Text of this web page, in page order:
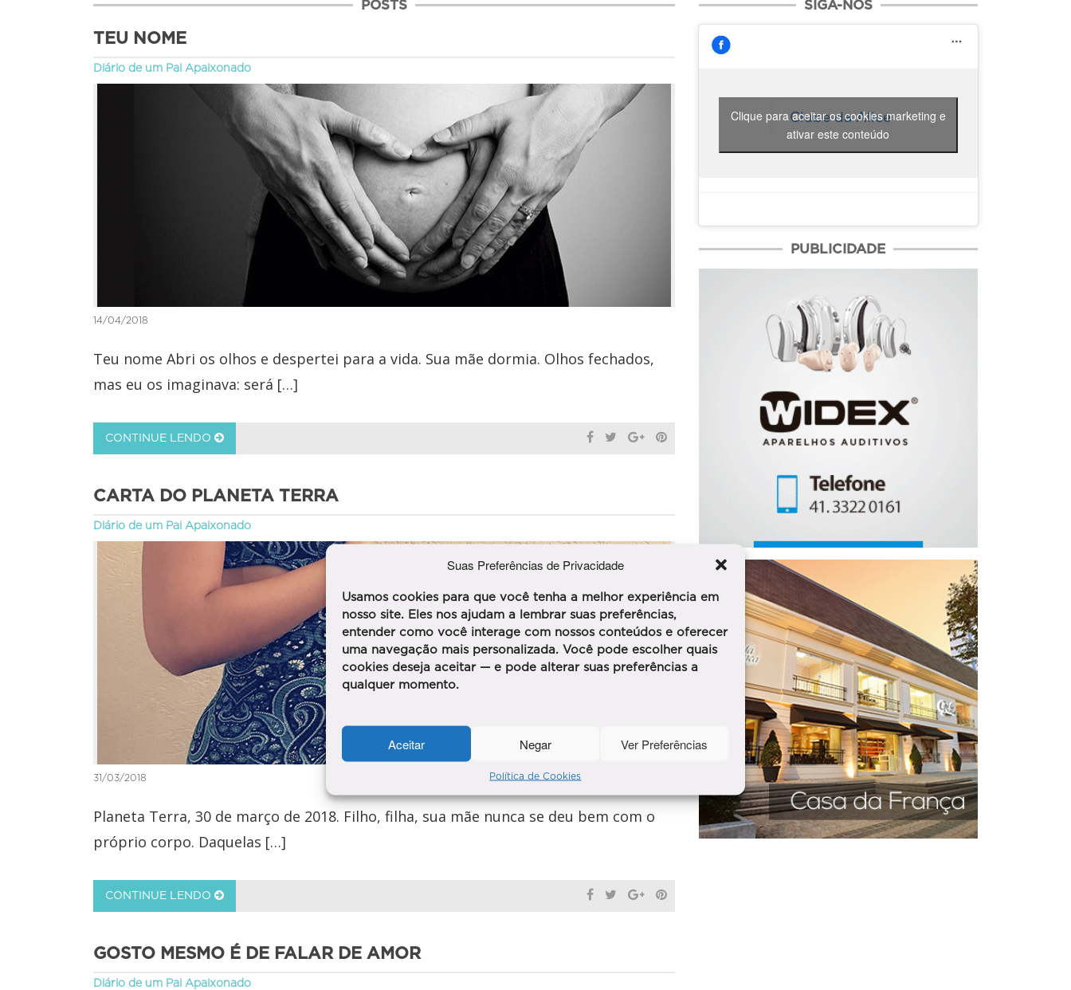
Suas Preferências de Privacidade
Usamos cookies para que você tenha a melhor experiência em
nosso site. Eles nos ajudam a lembrar suas preferências,
entender como você interage com nossos conteúdos e oferecer
uma navegação mais personalizada. Você pode escolher quais
cookies deseja aceitar — e pode alterar suas preferências a
qualquer momento.
Aceitar Negar Ver Preferências
Política de Cookies
POSTS
TEU NOME
Diário de um Pai Apaixonado
14/04/2018
Teu nome Abri os olhos e despertei para a vida. Sua mãe dormia. Olhos fechados,
mas eu os imaginava: será […]
CONTINUE LENDO
CARTA DO PLANETA TERRA
Diário de um Pai Apaixonado
31/03/2018
Planeta Terra, 30 de março de 2018. Filho, filha, sua mãe nunca se deu bem com o
próprio corpo. Daquelas […]
CONTINUE LENDO
GOSTO MESMO É DE FALAR DE AMOR
Diário de um Pai Apaixonado
SIGA-NOS
Clube da Alice
Clique para aceitar os cookies marketing e
ativar este conteúdo
PUBLICIDADE